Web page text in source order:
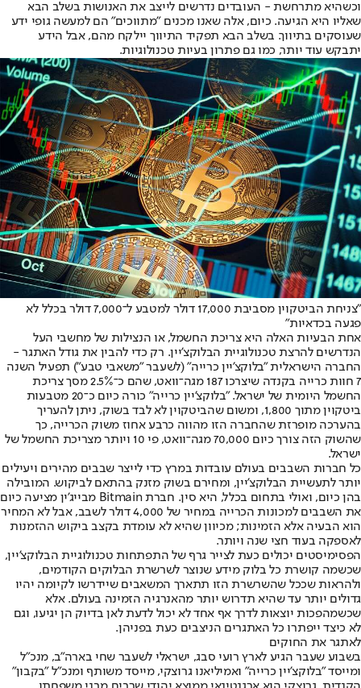
וכשהיא מתרחשת - העובדים נדרשים לייצב את האנושות בשלב הבא
שאליו היא הגיעה. כיום, אלה שאנו מכנים "מתווכים" הם למעשה גופי ידע
שעוסקים בתיווך. בשלב הבא תפקיד התיווך יילקח מהם, אבל הידע
יתבקש עוד יותר, כמו גם פתרון בעיות טכנולוגיות.
"צניחת הביטקוין מסביבת 17,000 דולר למטבע ל־7,000 דולר בכלל לא
פגעה בכדאיות"
אחת הבעיות האלה היא צריכת החשמל, או הנצילות של מחשבי העל
הנדרשים להרצת טכנולוגיית הבלוקצ'יין. רק כדי להבין את גודל האתגר -
החברה הישראלית "בלוקצ'יין כרייה" (לשעבר "משאבי טבע") תפעיל השנה
7 חוות כרייה בקנדה שיצרכו 187 מגה־וואט, שהם כ־2.5% מסך צריכת
החשמל היומית של ישראל. "בלוקצ'יין כרייה" כורה כיום כ־20 מטבעות
ביטקוין מתוך 1,800, ומשום שהביטקוין לא לבד בשוק, ניתן להעריך
בהערכה מופרזת שהחברה הזו מהווה כרבע אחוז משוק הכרייה, כך
שהשוק הזה צורך כיום 70,000 מגה־וואט, פי 10 ויותר מצריכת החשמל של
ישראל.
כל חברות השבבים בעולם עובדות במרץ כדי לייצר שבבים מהירים ויעילים
יותר לתעשיית הבלוקצ'יין, ומחירם בשוק מזנק בהתאם לביקוש. המובילה
בהן כיום, ואולי בתחום בכלל, היא סין. חברת Bitmain מבייג'ין מציעה כיום
את השבבים למכונות הכרייה במחיר של 4,000 דולר לשבב, אבל לא המחיר
הוא הבעיה אלא הזמינות; מכיוון שהיא לא עומדת בקצב ביקוש ההזמנות
לאספקה בעוד חצי שנה ויותר.
הפסימיסטים יכולים כעת לצייר גרף של התפתחות טכנולוגיית הבלוקצ'יין,
שכשמה קושרת כל בלוק מידע שנוצר לשרשרת הבלוקים הקודמים,
ולהראות שככל שהשרשרת הזו תתארך המשאבים שיידרשו לקיומה יהיו
גדולים יותר עד שהיא תדרוש יותר מהאנרגיה הזמינה בעולם. אלא
שכשמהפכות יוצאות לדרך אף אחד לא יכול לדעת לאן בדיוק הן יגיעו, וגם
לא כיצד ייפתרו כל האתגרים הניצבים כעת בפניהן.
לאתגר את החוקים
בשבוע שעבר הגיע לארץ רועי סבג, ישראלי לשעבר שחי בארה"ב, מנכ"ל
ומייסד "בלוקצ'יין כרייה" ואמיליאנו גרוצקי, מייסד משותף ומנכ"ל "בקבון"